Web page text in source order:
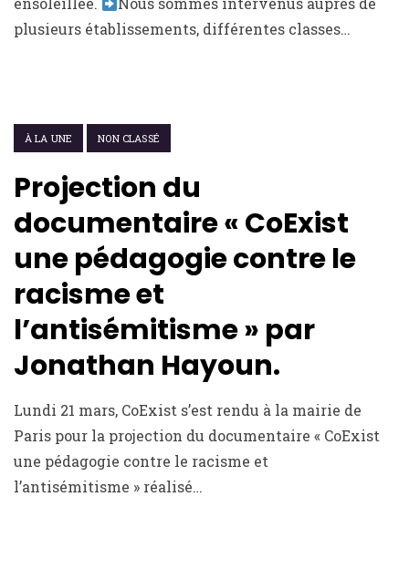
plusieurs établissements, différentes classes…
À LA UNE NON CLASSÉ
Projection du
documentaire « CoExist
une pédagogie contre le
racisme et
l’antisémitisme » par
Jonathan Hayoun.
Lundi 21 mars, CoExist s’est rendu à la mairie de
Paris pour la projection du documentaire « CoExist
une pédagogie contre le racisme et
l’antisémitisme » réalisé…